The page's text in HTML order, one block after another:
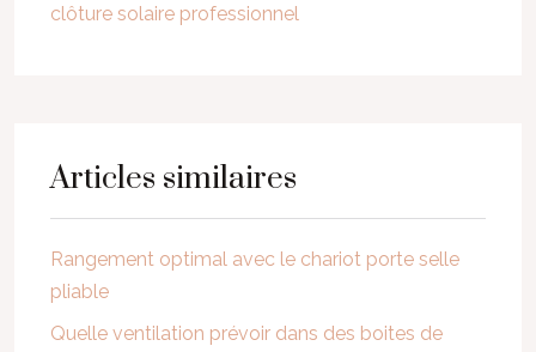
clôture solaire professionnel
Articles similaires
Rangement optimal avec le chariot porte selle
pliable
Quelle ventilation prévoir dans des boites de